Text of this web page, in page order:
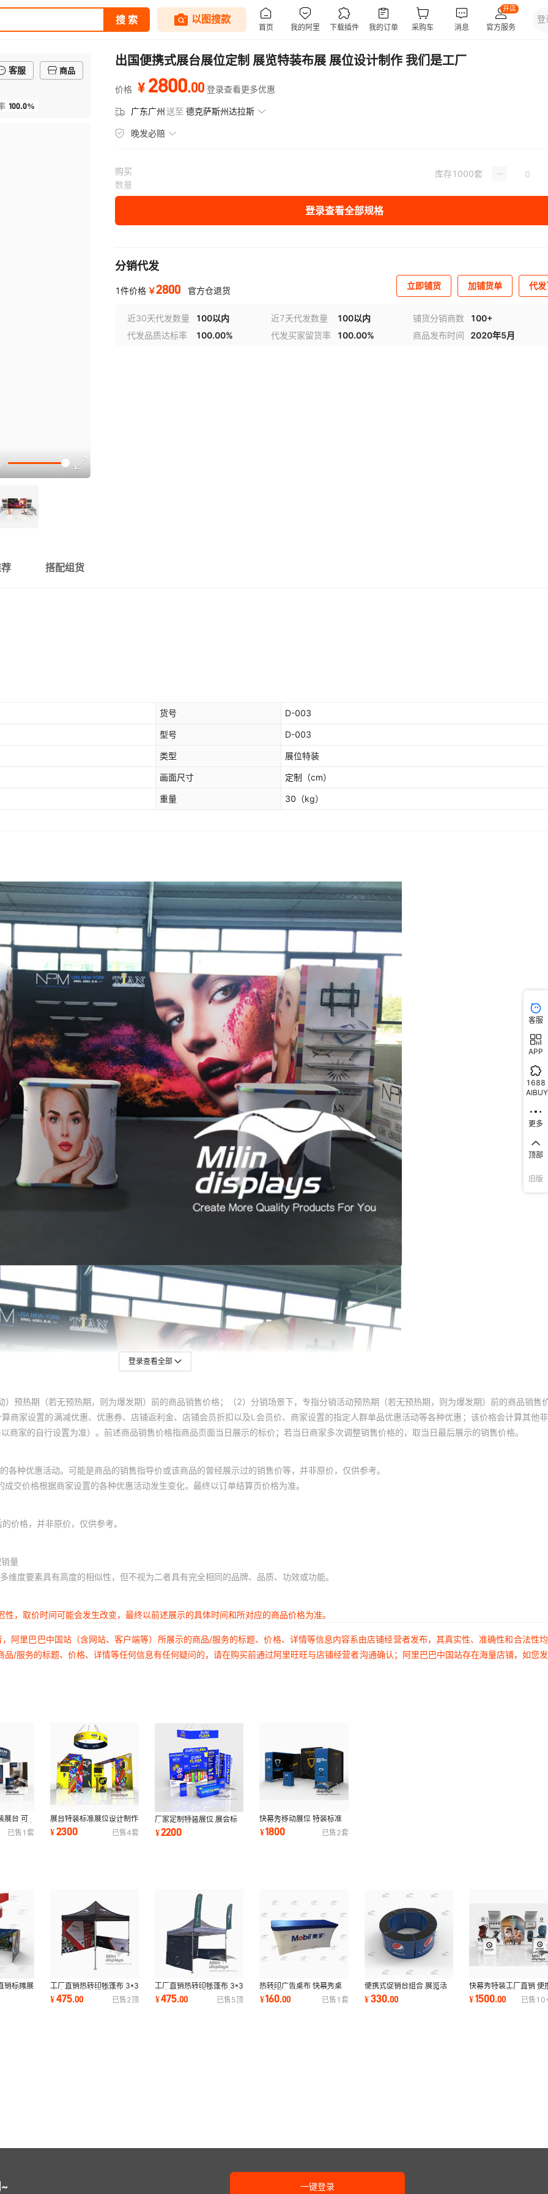
客服 商品
100.0%
出国便携式展台展位定制 展览特装布展 展位设计制作 我们是工厂
价格 ¥ 2800.00 登录查看更多优惠
广东广州送至 德克萨斯州达拉斯
晚发必赔
购买
数量
库存1000套
登录查看全部规格
分销代发
1件价格 ￥2800 官方仓退货 立即铺货 加铺货单 代
近30天代发数量 100以内 近7天代发数量 100以内 铺货分销商数
100+
代发品质达标率
100.00% 代发买家留货率 100.00% 商品发布时间 2020年5月
搭配组货
货号 D-003
型号 D-003
类型 展位特装
画面尺寸 定制 （cm）
重量 30 （kg）
登录查看全部
预热期（若无预热期，则为爆发期）前的商品销售价格；（2）分销场景下，专指分销活动预热期（若无预热期，则为爆发期）前的商品销售
商家设置的满减优惠、优惠券、店铺返利金、店铺会员折扣以及L会员价、商家设置的指定人群单品优惠活动等各种优惠；该价格会计算其他
家的自行设置为准）。前述商品销售价格指商品页面当日展示的标价；若当日商家多次调整销售价格的，取当日最后展示的销售价格。
种优惠活动。可能是商品的销售指导价或该商品的曾经展示过的销售价等，并非原价，仅供参考。
交价格根据商家设置的各种优惠活动发生变化，最终以订单结算页价格为准。
价格，并非原价，仅供参考。
量
度要素具有高度的相似性，但不视为二者具有完全相同的品牌、品质、功效或功能。
，取价时间可能会发生改变，最终以前述展示的具体时间和所对应的商品价格为准。
阿里巴巴中国站（含网站、客户端等）所展示的商品/服务的标题、价格、详情等信息内容系由店铺经营者发布，其真实性、准确性和合法性
/服务的标题、价格、详情等任何信息有任何疑问的，请在购买前通过阿里旺旺与店铺经营者沟通确认；阿里巴巴中国站存在海量店铺，如您
展台 可
已售 1 套
展台特装标准展位设计制作
便携展位展览展示背景 环
保热转印画面
¥2300 已售4套
厂家定制特装展位 展会标
准摊拉展台设计制作 展厅
展示设计制作
¥2200
快幕秀移动展位 特装标准
展位设计制作 便携展位展
览展示背景
¥1800 已售2套
销标摊展
工厂直销热转印帐篷布 3*3
米广告铝合金折叠帐篷促销
展览沙滩帐篷
¥475.00 已售2顶
工厂直销热转印帐篷布 3*3
米广告铝合金折叠帐篷促销
展览沙滩帐篷
¥475.00 已售5顶
热转印广告桌布 快幕秀桌
布 折叠促销台 展览活动促
销办公折叠桌
¥160.00 已售 1 套
便携式促销台组合 展览活
动促销台前台接待台 超市
商场陈列展示桌
¥330.00
快幕秀特装工厂直销 便
展位展览展位标摊制作
摊位展台设计
¥1500.00 已售
一键登录
客服
APP
1688
AIBUY
更多
顶部
旧版